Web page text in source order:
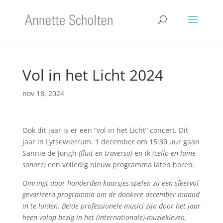
Vol in het Licht 2024
nov 18, 2024
Ook dit jaar is er een “vol in het Licht” concert. Dit
jaar in Lytsewierrum. 1 december om 15:30 uur gaan
Sannie de Jongh (fluit en traverso) en ik (cello en lame
sonore) een volledig nieuw programma laten horen.
Omringt door honderden kaarsjes spelen zij een sfeervol
gevarieerd programma om de donkere december maand
in te luiden. Beide professionele musici zijn door het jaar
heen volop bezig in het (internationale)-muziekleven,